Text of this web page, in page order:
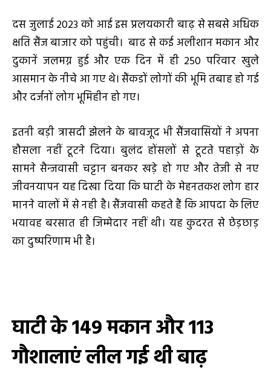
दस जुलाई 2023 को आई इस प्रलयकारी बाढ़ से सबसे अधिक
क्षति सैंज बाजार को पहुंची। बाढ से कई अलीशान मकान और
दुकानें जलमग्न हुई और एक दिन में ही 250 परिवार खुले
आसमान के नीचे आ गए थे। सैंकडों लोगों की भूमि तबाह हो गई
और दर्जनों लोग भूमिहीन हो गए।
इतनी बड़ी त्रासदी झेलने के बावजूद भी सैंजवासियों ने अपना
हौसला नहीं टूटने दिया। बुलंद होंसलों से टूटते पहाड़ों के
सामने सैन्जवासी चट्टान बनकर खड़े हो गए और तेजी से नए
जीवनयापन यह दिखा दिया कि घाटी के मेहनतकश लोग हार
मानने वालों में से नही है। सैंजवासी कहते हैं कि आपदा के लिए
भयावह बरसात ही जिम्मेदार नहीं थी। यह कुदरत से छेड़छाड़
का दुष्परिणाम भी है।
घाटी के149मकान और113
गौशालाएं लील गई थी बाढ़